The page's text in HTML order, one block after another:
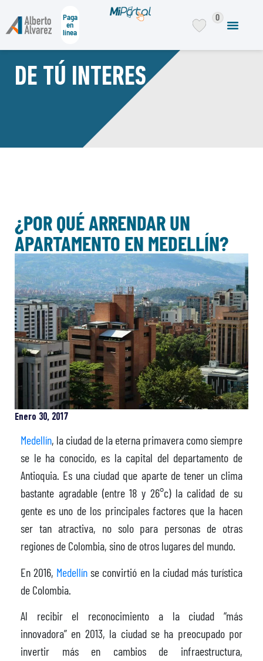
Paga
en
línea
0
DE TÚ INTERES
¿POR QUÉ ARRENDAR UN
APARTAMENTO EN MEDELLÍN?
Enero 30, 2017
Medellín, la ciudad de la eterna primavera como siempre
se le ha conocido, es la capital del departamento de
Antioquia. Es una ciudad que aparte de tener un clima
bastante agradable (entre 18 y 26°c) la calidad de su
gente es uno de los principales factores que la hacen
ser tan atractiva, no solo para personas de otras
regiones de Colombia, sino de otros lugares del mundo.
En 2016, Medellín se convirtió en la ciudad más turística
de Colombia.
Al recibir el reconocimiento a la ciudad “más
innovadora” en 2013, la ciudad se ha preocupado por
invertir más en cambios de infraestructura,